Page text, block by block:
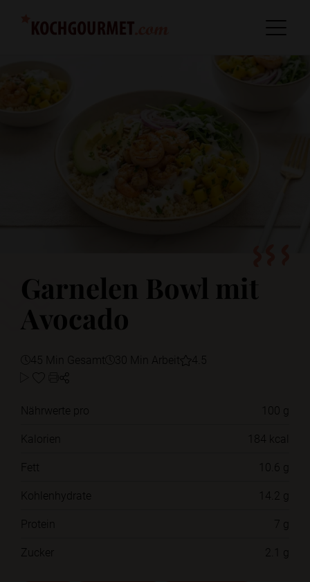
Garnelen Bowl mit
Avocado
45 Min Gesamt 30 Min Arbeit 4.5
Nährwerte pro
100 g
Kalorien
184 kcal
Fett
10.6 g
Kohlenhydrate
14.2 g
Protein
7 g
Zucker
2.1 g